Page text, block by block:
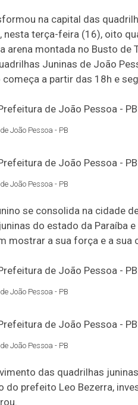
na capital das
nesta terça-feira (16), oito
arena montada no Busto de
Juninas de João
começa a partir das 18h e
João Pessoa - PB
João Pessoa - PB
se consolida na cidade
do estado da Paraíba
mostrar a sua força e a sua
João Pessoa - PB
João Pessoa - PB
das quadrilhas
do prefeito Leo Bezerra,